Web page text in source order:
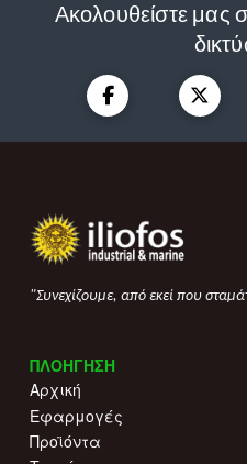
Ακολουθείστε μας
"Συνεχίζουμε, από εκεί που
ΠΛΟΗΓΗΣΗ
Αρχική
Εφαρμογές
Προϊόντα